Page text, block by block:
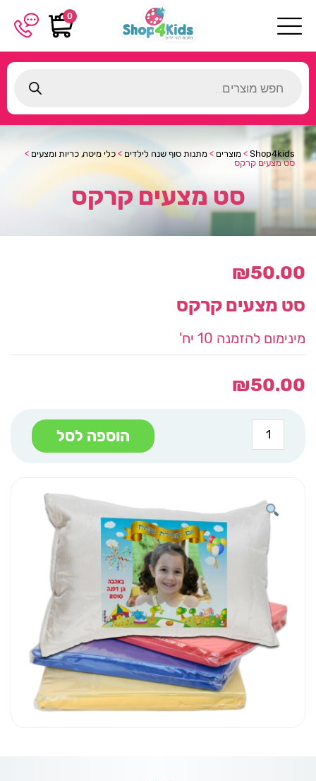
0
search
Shop4kids
> מוצרים > מתנות סוף שנה לילדים > כלי מיטה, כריות ומצעים >
סט מצעים קרקס
סט מצעים קרקס
₪50.00
סט מצעים קרקס
מינימום להזמנה 10 יח'
₪50.00
כמות
של
סט
הוספה לסל